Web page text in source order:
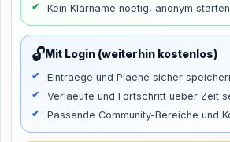
Kein Klarname noetig, anonym starten
🔓Mit Login (weiterhin kostenlos)
Eintraege und Plaene sicher
Verlaeufe und Fortschritt ueber Zeit
Passende Community-Bereiche und